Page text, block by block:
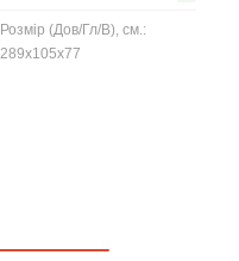
Розмір (Дов/Гл/В), см.:
289x105x77